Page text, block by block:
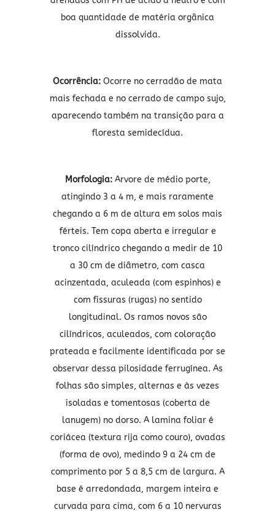
boa quantidade de matéria orgânica
dissolvida.
Ocorrência: Ocorre no cerradão de mata
mais fechada e no cerrado de campo sujo,
aparecendo também na transição para a
floresta semidecídua.
Morfologia: Arvore de médio porte,
atingindo 3 a 4 m, e mais raramente
chegando a 6 m de altura em solos mais
férteis. Tem copa aberta e irregular e
tronco cilíndrico chegando a medir de 10
a 30 cm de diâmetro, com casca
acinzentada, aculeada (com espinhos) e
com fissuras (rugas) no sentido
longitudinal. Os ramos novos são
cilíndricos, aculeados, com coloração
prateada e facilmente identificada por se
observar dessa pilosidade ferrugínea. As
folhas são simples, alternas e às vezes
isoladas e tomentosas (coberta de
lanugem) no dorso. A lamina foliar é
coriácea (textura rija como couro), ovadas
(forma de ovo), medindo 9 a 24 cm de
comprimento por 5 a 8,5 cm de largura. A
base é arredondada, margem inteira e
curvada para cima, com 6 a 10 nervuras